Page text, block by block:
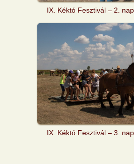
IX. Kéktó Fesztivál – 2.
IX. Kéktó Fesztivál – 3.